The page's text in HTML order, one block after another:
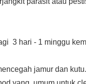
3 hari - 1 minggu
jamur dan